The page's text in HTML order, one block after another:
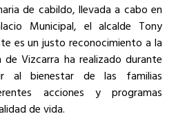
de cabildo, llevada a cabo en
Municipal, el alcalde Tony
es un justo reconocimiento a la
Vizcarra ha realizado durante
al bienestar de las familias
acciones y programas
de vida.